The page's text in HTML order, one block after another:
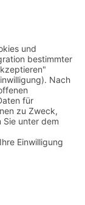
Online spenden